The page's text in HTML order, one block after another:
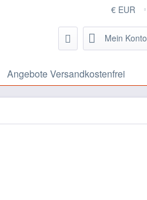
Mein Konto
Angebote Versandkostenfrei